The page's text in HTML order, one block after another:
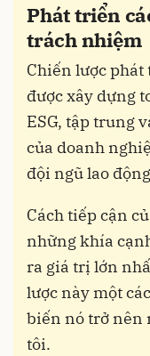
Phát triển
trách nhiệm
Chiến lược
được xây dựng
ESG, tập trung
của doanh
đội ngũ lao
Cách tiếp cận
những khía
ra giá trị lớn
lược này một
biến nó trở nên
tôi.